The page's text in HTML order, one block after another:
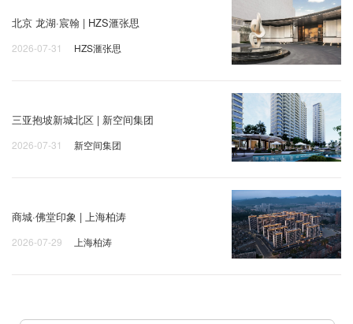
北京 龙湖·宸翰 | HZS滙张思
2026-07-31 HZS滙张思
三亚抱坡新城北区 | 新空间集团
2026-07-31 新空间集团
商城·佛堂印象 | 上海柏涛
2026-07-29 上海柏涛